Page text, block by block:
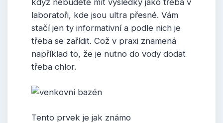
laboratoři, kde jsou ultra přesné. Vám
stačí jen ty informativní a podle nich je
třeba se zařídit. Což v praxi znamená
například to, že je nutno do vody dodat
třeba chlor.
Tento prvek je jak známo